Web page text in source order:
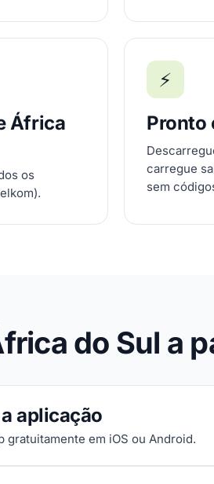
África
os
⚡
Pronto
carregue
sem
do Sul a
aplicação
gratuitamente em iOS ou Android.